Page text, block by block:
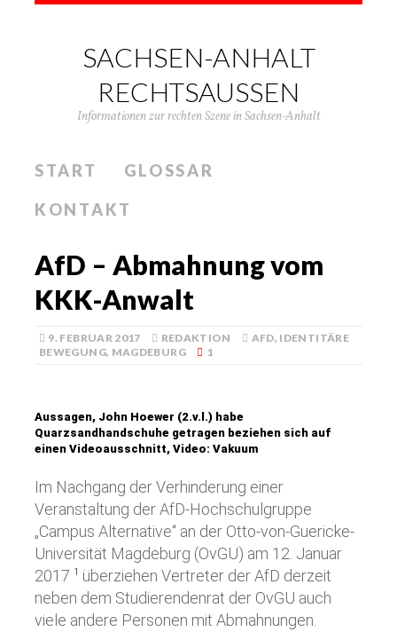
SACHSEN-ANHALT
RECHTSAUSSEN
Informationen zur rechten Szene in Sachsen-Anhalt
START
GLOSSAR
KONTAKT
AfD – Abmahnung vom
KKK-Anwalt
9. FEBRUAR 2017 REDAKTION AFD, IDENTITÄRE
BEWEGUNG, MAGDEBURG 1
Aussagen, John Hoewer (2.v.l.) habe
Quarzsandhandschuhe getragen beziehen sich auf
einen Videoausschnitt, Video: Vakuum
Im Nachgang der Verhinderung einer
Veranstaltung der AfD-Hochschulgruppe
„Campus Alternative“ an der Otto-von-Guericke-
Universität Magdeburg (OvGU) am 12. Januar
2017 1
überziehen Vertreter der AfD derzeit
neben dem Studierendenrat der OvGU auch
viele andere Personen mit Abmahnungen.